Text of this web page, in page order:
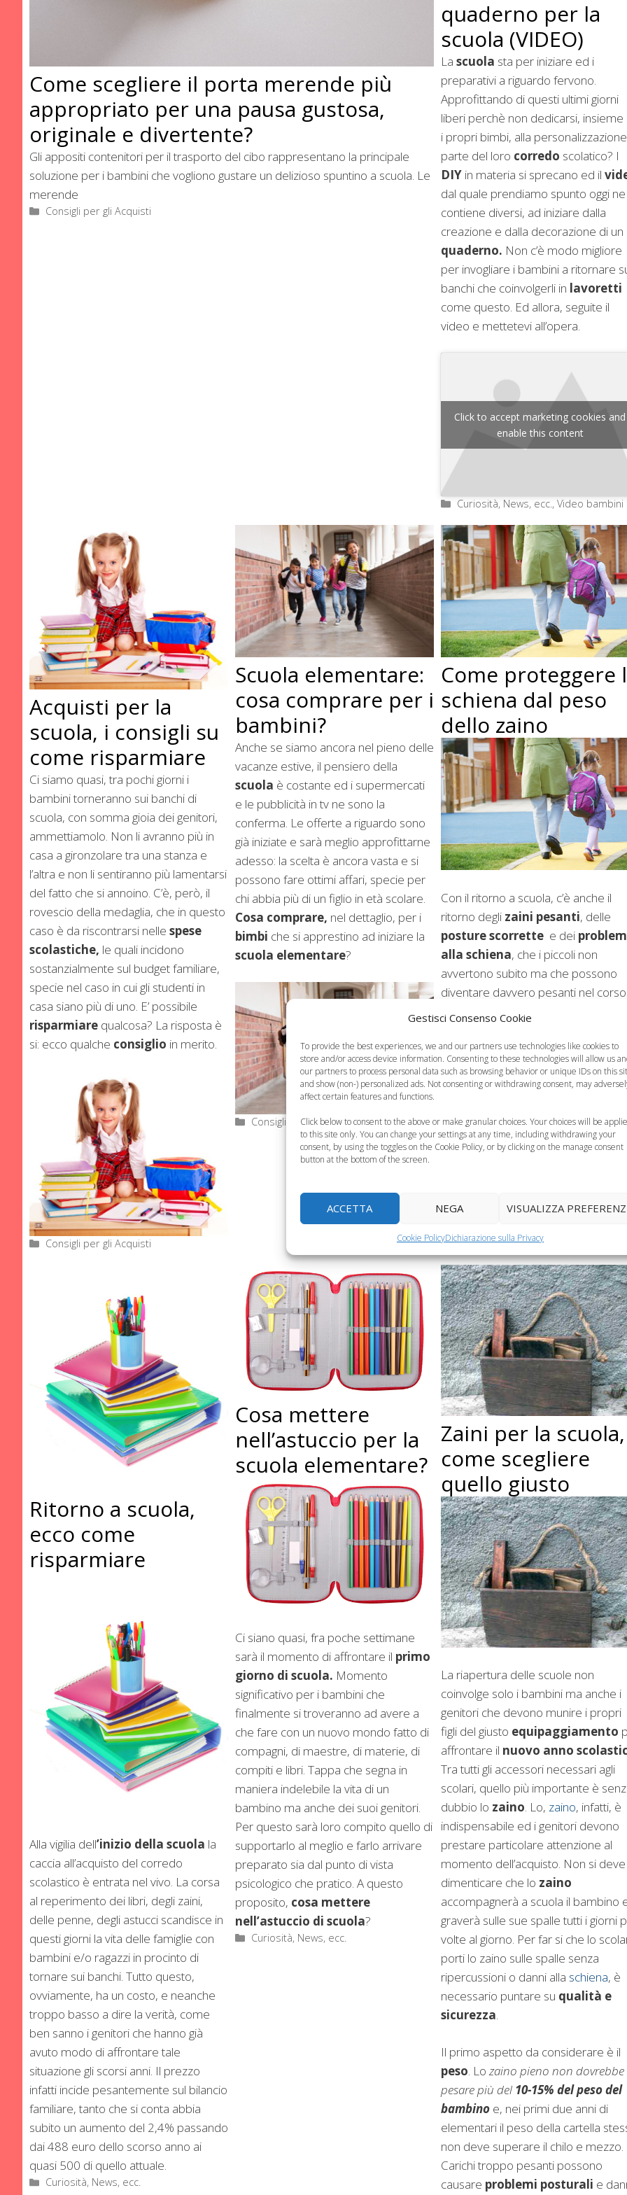
Gestisci Consenso Cookie
To provide the best experiences, we and our partners use technologies like cookies to
store and/or access device information. Consenting to these technologies will allow us
our partners to process personal data such as browsing behavior or unique IDs on this
and show (non-) personalized ads. Not consenting or withdrawing consent, may
affect certain features and functions.
Click below to consent to the above or make granular choices. Your choices will be
to this site only. You can change your settings at any time, including withdrawing your
consent, by using the toggles on the Cookie Policy, or by clicking on the manage consent
button at the bottom of the screen.
ACCETTA NEGA VISUALIZZA
Cookie PolicyDichiarazione sulla Privacy
Come scegliere il porta merende più
appropriato per una pausa gustosa,
originale e divertente?
Gli appositi contenitori per il trasporto del cibo rappresentano la principale
soluzione per i bambini che vogliono gustare un delizioso spuntino a scuola. Le
merende
Categorie
Consigli per gli Acquisti
quaderno per la
scuola (VIDEO)
La scuola sta per iniziare ed i
preparativi a riguardo fervono.
Approfittando di questi ultimi giorni
liberi perchè non dedicarsi, insieme
i propri bimbi, alla
parte del loro corredo scolatico? I
DIY in materia si sprecano ed il
dal quale prendiamo spunto oggi ne
contiene diversi, ad iniziare dalla
creazione e dalla decorazione di un
quaderno. Non c’è modo migliore
per invogliare i bambini a ritornare
banchi che coinvolgerli in lavoretti
come questo. Ed allora, seguite il
video e mettetevi all’opera.
Click to accept marketing cookies and
enable this content
Categorie
Curiosità, News, ecc.,Video bambini
Acquisti per la
scuola, i consigli su
come risparmiare
Ci siamo quasi, tra pochi giorni i
bambini torneranno sui banchi di
scuola, con somma gioia dei genitori,
ammettiamolo. Non li avranno più in
casa a gironzolare tra una stanza e
l’altra e non li sentiranno più lamentarsi
del fatto che si annoino. C’è, però, il
rovescio della medaglia, che in questo
caso è da riscontrarsi nelle spese
scolastiche, le quali incidono
sostanzialmente sul budget familiare,
specie nel caso in cui gli studenti in
casa siano più di uno. E’ possibile
risparmiare qualcosa? La risposta è
si: ecco qualche consiglio in merito.
Categorie
Consigli per gli Acquisti
Scuola elementare:
cosa comprare per i
bambini?
Anche se siamo ancora nel pieno delle
vacanze estive, il pensiero della
scuola è costante ed i supermercati
e le pubblicità in tv ne sono la
conferma. Le offerte a riguardo sono
già iniziate e sarà meglio approfittarne
adesso: la scelta è ancora vasta e si
possono fare ottimi affari, specie per
chi abbia più di un figlio in età scolare.
Cosa comprare, nel dettaglio, per i
bimbi che si apprestino ad iniziare la
scuola elementare?
Categorie
Consigli per gli Acquisti
Come proteggere
schiena dal peso
dello zaino
Con il ritorno a scuola, c’è anche il
ritorno degli zaini pesanti, delle
posture scorrette e dei
alla schiena, che i piccoli non
avvertono subito ma che possono
diventare davvero pesanti nel corso
della crescita. Ci sono quindi delle
per evitare questi disagi e al tempo
stesso consentire ai piccoli di
scuola sereni. Per prima cosa lo
del peso corporeo.
Categorie
Salute del Bambino
Ritorno a scuola,
ecco come
risparmiare
Alla vigilia dell’inizio della scuola la
caccia all’acquisto del corredo
scolastico è entrata nel vivo. La corsa
al reperimento dei libri, degli zaini,
delle penne, degli astucci scandisce in
questi giorni la vita delle famiglie con
bambini e/o ragazzi in procinto di
tornare sui banchi. Tutto questo,
ovviamente, ha un costo, e neanche
troppo basso a dire la verità, come
ben sanno i genitori che hanno già
avuto modo di affrontare tale
situazione gli scorsi anni. Il prezzo
infatti incide pesantemente sul bilancio
familiare, tanto che si conta abbia
subito un aumento del 2,4% passando
dai 488 euro dello scorso anno ai
quasi 500 di quello attuale.
Categorie
Curiosità, News, ecc.
Cosa mettere
nell’astuccio per la
scuola elementare?
Ci siano quasi, fra poche settimane
sarà il momento di affrontare il primo
giorno di scuola. Momento
significativo per i bambini che
finalmente si troveranno ad avere a
che fare con un nuovo mondo fatto di
compagni, di maestre, di materie, di
compiti e libri. Tappa che segna in
maniera indelebile la vita di un
bambino ma anche dei suoi genitori.
Per questo sarà loro compito quello di
supportarlo al meglio e farlo arrivare
preparato sia dal punto di vista
psicologico che pratico. A questo
proposito, cosa mettere
nell’astuccio di scuola?
Categorie
Curiosità, News, ecc.
Zaini per la scuola,
come scegliere
quello giusto
La riapertura delle scuole non
coinvolge solo i bambini ma anche i
genitori che devono munire i propri
figli del giusto equipaggiamento
affrontare il nuovo anno
Tra tutti gli accessori necessari agli
scolari, quello più importante è
dubbio lo zaino. Lo, zaino, infatti, è
indispensabile ed i genitori devono
prestare particolare attenzione al
momento dell’acquisto. Non si deve
dimenticare che lo zaino
accompagnerà a scuola il bambino
graverà sulle sue spalle tutti i giorni
volte al giorno. Per far si che lo
porti lo zaino sulle spalle senza
ripercussioni o danni alla schiena, è
necessario puntare su qualità e
sicurezza.
Il primo aspetto da considerare è il
peso. Lo zaino pieno non dovrebbe
pesare più del 10-15% del peso del
bambino e, nei primi due anni di
elementari il peso della cartella
non deve superare il chilo e mezzo.
Carichi troppo pesanti possono
causare problemi posturali e